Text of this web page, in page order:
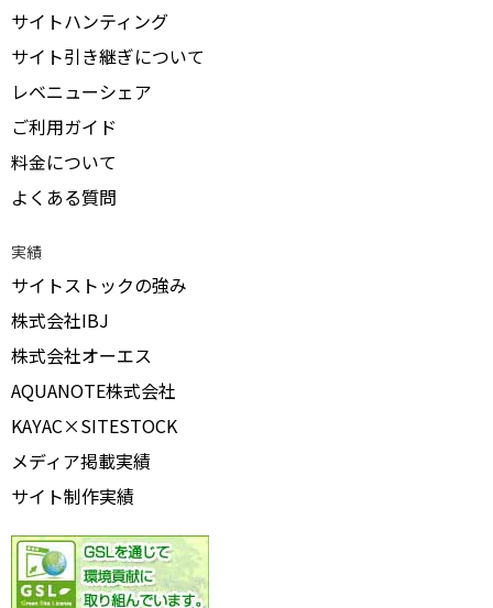
サイトハンティング
サイト引き継ぎについて
レベニューシェア
ご利用ガイド
料金について
よくある質問
実績
サイトストックの強み
株式会社IBJ
株式会社オーエス
AQUANOTE株式会社
KAYAC×SITESTOCK
メディア掲載実績
サイト制作実績